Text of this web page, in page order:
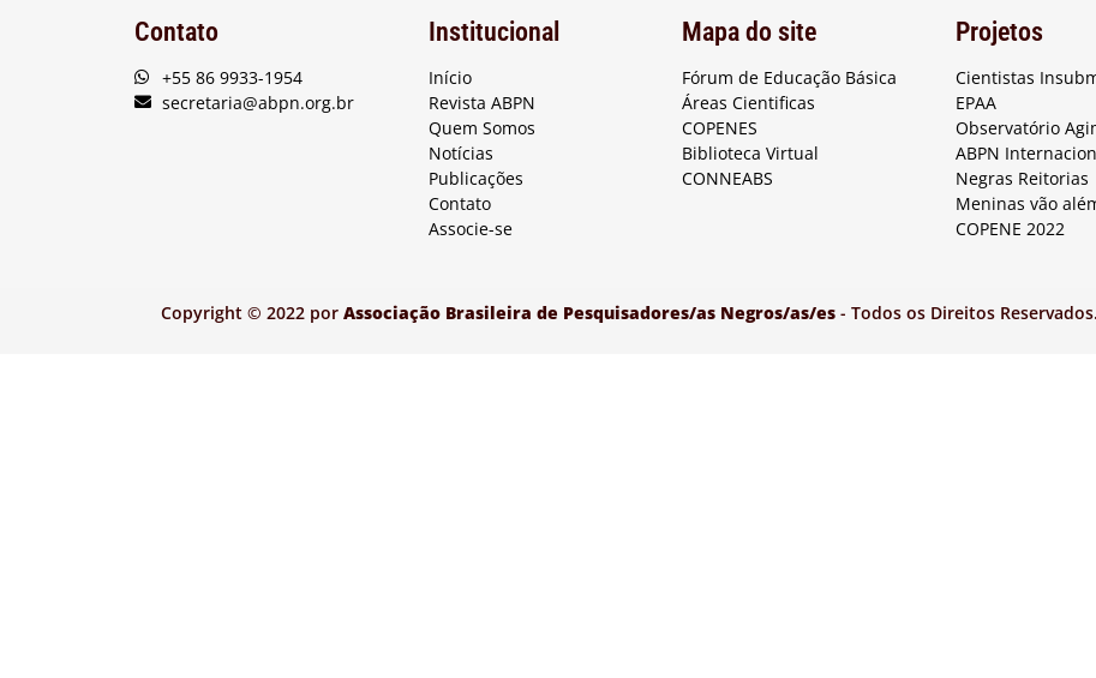
Contato
+55 86 9933-1954
secretaria@abpn.org.br
Institucional
Início
Revista ABPN
Quem Somos
Notícias
Publicações
Contato
Associe-se
Mapa do site
Fórum de Educação Básica
Áreas Cientificas
COPENES
Biblioteca Virtual
CONNEABS
Projetos
Cientistas
EPAA
Observatório
ABPN
Negras Reitorias
Meninas vão
COPENE 2022
Copyright © 2022 por Associação Brasileira de Pesquisadores/as Negros/as/es- Todos os Direitos